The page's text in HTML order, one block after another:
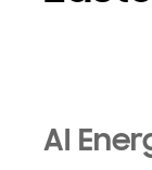
AI